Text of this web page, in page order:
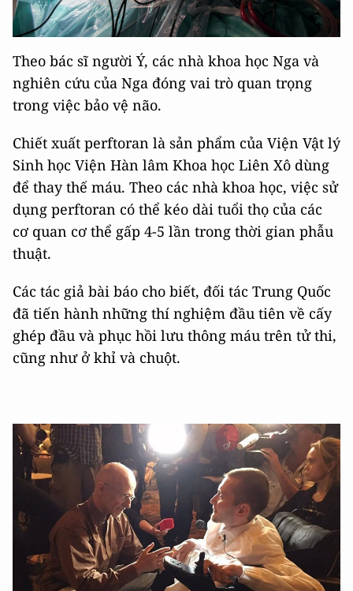
Theo bác sĩ người Ý, các nhà khoa học Nga và
nghiên cứu của Nga đóng vai trò quan trọng
trong việc bảo vệ não.
Chiết xuất perftoran là sản phẩm của Viện Vật lý
Sinh học Viện Hàn lâm Khoa học Liên Xô dùng
để thay thế máu. Theo các nhà khoa học, việc sử
dụng perftoran có thể kéo dài tuổi thọ của các
cơ quan cơ thể gấp 4-5 lần trong thời gian phẫu
thuật.
Các tác giả bài báo cho biết, đối tác Trung Quốc
đã tiến hành những thí nghiệm đầu tiên về cấy
ghép đầu và phục hồi lưu thông máu trên tử thi,
cũng như ở khỉ và chuột.